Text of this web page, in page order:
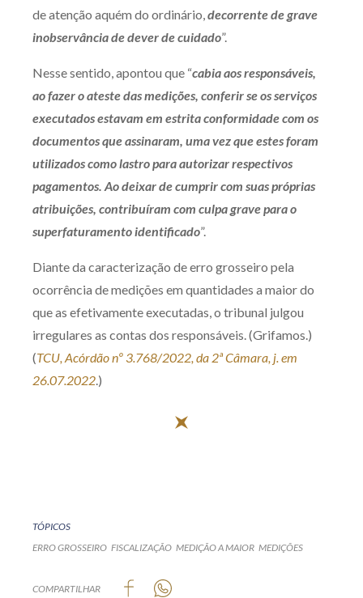
Diferenciais
Receba por RSS
Av. Sete de Setembro, 4698
Batel Curitiba/PR CEP80240-000
Telefone (41) 2109-8666
Whatsapp (41) 98881-6616
de atenção aquém do ordinário,decorrente de grave
inobservância de dever de cuidado”.
Nesse sentido, apontou que “cabia aos responsáveis,
ao fazer o ateste das medições, conferir se os serviços
executados estavam em estrita conformidade com os
documentos que assinaram, uma vez que estes foram
utilizados como lastro para autorizar respectivos
pagamentos. Ao deixar de cumprir com suas próprias
atribuições, contribuíram com culpa grave para o
superfaturamento identificado”.
Diante da caracterização de erro grosseiro pela
ocorrência de medições em quantidades a maior do
que as efetivamente executadas, o tribunal julgou
irregulares as contas dos responsáveis. (Grifamos.)
(TCU, Acórdão nº 3.768/2022, da 2ª Câmara, j. em
26.07.2022.)
TÓPICOS
ERRO GROSSEIRO FISCALIZAÇÃO MEDIÇÃO A MAIOR MEDIÇÕES
COMPARTILHAR